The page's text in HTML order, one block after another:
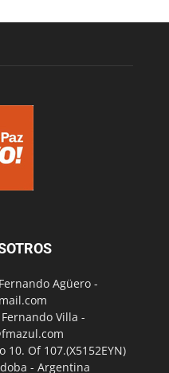
Agüero -
Villa -
10. Of 107.(X5152EYN)
- Argentina